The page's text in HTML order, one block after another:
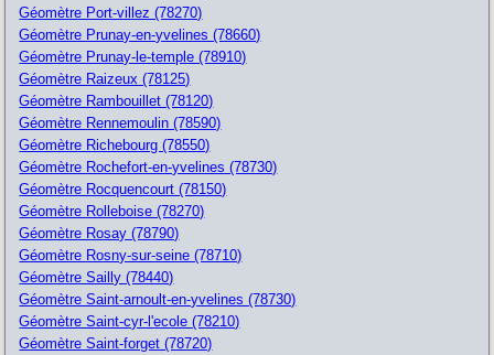
Géomètre Port-villez (78270)
Géomètre Prunay-en-yvelines (78660)
Géomètre Prunay-le-temple (78910)
Géomètre Raizeux (78125)
Géomètre Rambouillet (78120)
Géomètre Rennemoulin (78590)
Géomètre Richebourg (78550)
Géomètre Rochefort-en-yvelines (78730)
Géomètre Rocquencourt (78150)
Géomètre Rolleboise (78270)
Géomètre Rosay (78790)
Géomètre Rosny-sur-seine (78710)
Géomètre Sailly (78440)
Géomètre Saint-arnoult-en-yvelines (78730)
Géomètre Saint-cyr-l'ecole (78210)
Géomètre Saint-forget (78720)